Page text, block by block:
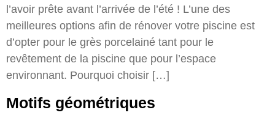
l’avoir prête avant l’arrivée de l’été ! L’une des
meilleures options afin de rénover votre piscine est
d’opter pour le grès porcelainé tant pour le
revêtement de la piscine que pour l’espace
environnant. Pourquoi choisir […]
Motifs géométriques